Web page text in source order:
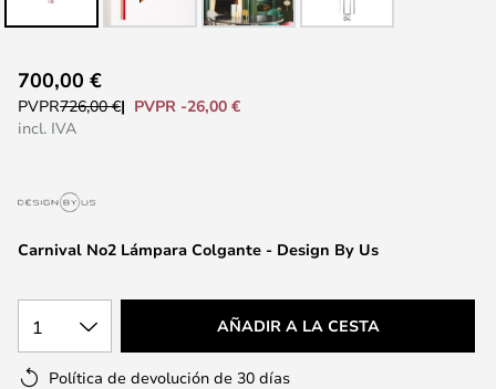
comienzo
galería
imágenes
Carnival No2 Lámpara Colgante - Design By Us
700,00 €
PVPR726,00 €
PVPR -26,00 €
incl. IVA
1 AÑADIR A LA CESTA
Política de devolución de 30 días